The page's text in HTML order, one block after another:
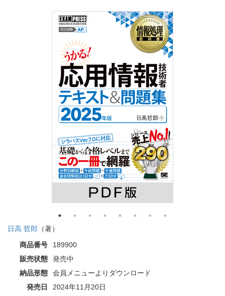
日高 哲郎 （著）
商品番号
189900
販売状態
発売中
納品形態
会員メニューよりダウンロード
発売日
2024年11月20日